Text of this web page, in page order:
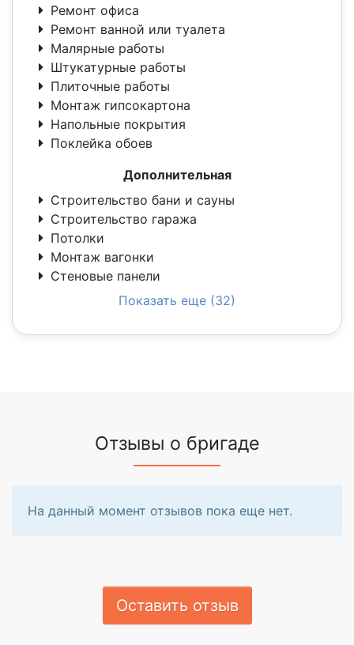
Ремонт офиса
Ремонт ванной или туалета
Малярные работы
Штукатурные работы
Плиточные работы
Монтаж гипсокартона
Напольные покрытия
Поклейка обоев
Дополнительная
Строительство бани и сауны
Строительство гаража
Потолки
Монтаж вагонки
Стеновые панели
Показать еще (32)
Отзывы о бригаде
На данный момент отзывов пока еще нет.
Оставить отзыв